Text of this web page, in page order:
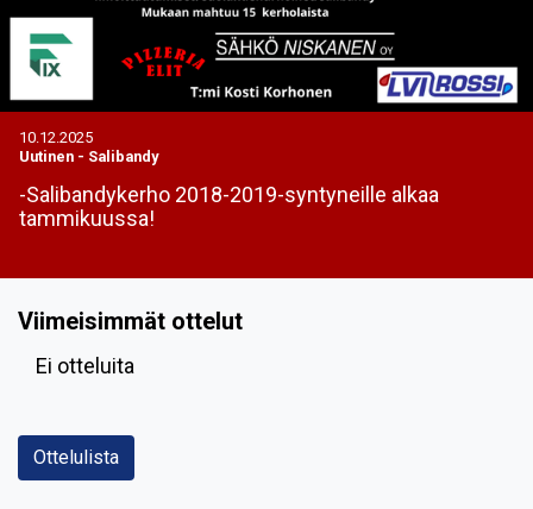
10.12.2025
Uutinen - Salibandy
-Salibandykerho 2018-2019-syntyneille alkaa
tammikuussa!
Viimeisimmät ottelut
Ei otteluita
Ottelulista